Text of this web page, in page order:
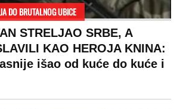
srpsko izdala"